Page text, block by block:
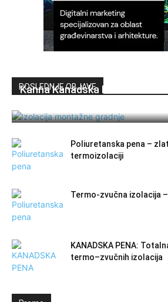
POSLEDNJE OBJAVE
Kanna Kanadska Pena™ –
Poliuretanska pena –
termoizolaciji
Termo-zvučna izolacija
KANADSKA PENA:
termo–zvučnih izolacija